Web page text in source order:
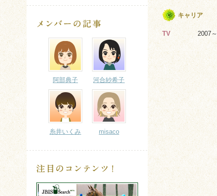
キャリア
TV 2007
阿部典子 河合紗希子
糸井いくみ misaco